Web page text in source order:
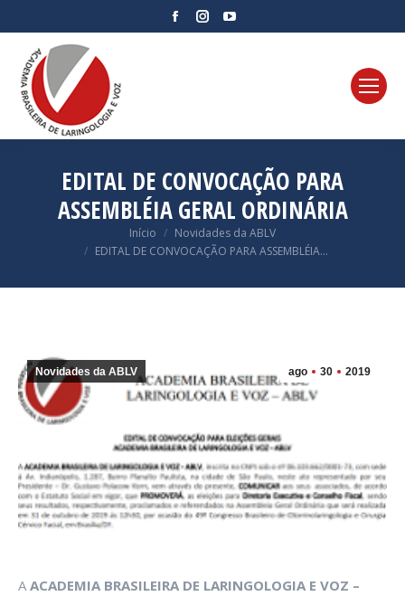
FacebookInstagram
EDITAL DE CONVOCAÇÃO PARA
ASSEMBLÉIA GERAL ORDINÁRIA
Início
Novidades da ABLV
EDITAL DE CONVOCAÇÃO PARA ASSEMBLÉIA…
ago 30 2019
Novidades da ABLV
AACADEMIA BRASILEIRA DE LARINGOLOGIA E VOZ –